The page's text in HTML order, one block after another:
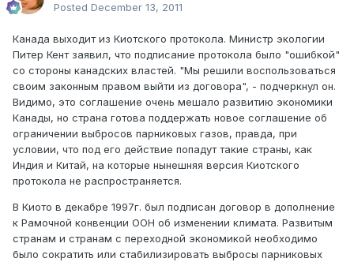
Posted December 13, 2011
Канада выходит из Киотского протокола. Министр экологии
Питер Кент заявил, что подписание протокола было "ошибкой"
со стороны канадских властей. "Мы решили воспользоваться
своим законным правом выйти из договора", - подчеркнул он.
Видимо, это соглашение очень мешало развитию экономики
Канады, но страна готова поддержать новое соглашение об
ограничении выбросов парниковых газов, правда, при
условии, что под его действие попадут такие страны, как
Индия и Китай, на которые нынешняя версия Киотского
протокола не распространяется.
В Киото в декабре 1997г. был подписан договор в дополнение
к Рамочной конвенции ООН об изменении климата. Развитым
странам и странам с переходной экономикой необходимо
было сократить или стабилизировать выбросы парниковых